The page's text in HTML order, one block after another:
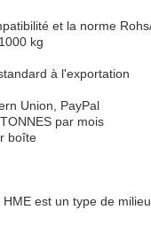
et la norme
kg
à l'exportation
Union, PayPal
par mois
boîte
est un type de